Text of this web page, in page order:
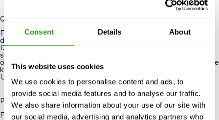
Consent Details About
This website uses cookies
We use cookies to personalise content and ads, to
provide social media features and to analyse our traffic.
We also share information about your use of our site with
our social media, advertising and analytics partners who
Qualiopi-zertifiziert & förderungswürdig
FMTC Rennes ist Qualiopi zertifiziert, das offizielle Gütesiegel
der französischen Regierung für hervorragende Ausbildung.
Diese Zertifizierung gewährleistet, dass unsere Programme die
strengen nationalen Qualitätsstandards erfüllen und für eine
öffentliche Finanzierung durch Ausbildungssubventionen in Frage
kommen - besonders wertvoll für Privatpersonen und
Unternehmen in Frankreich.
Planen Sie Ihre Ausbildung in Rennes
FMTC bietet bequeme Unterkunftspakete für ein- und